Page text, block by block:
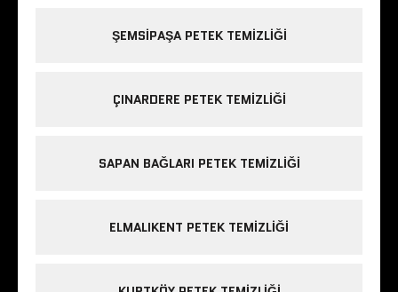
ŞEMSIPAŞA PETEK TEMIZLIĞI
ÇINARDERE PETEK TEMIZLIĞI
SAPAN BAĞLARI PETEK TEMIZLIĞI
ELMALIKENT PETEK TEMIZLIĞI